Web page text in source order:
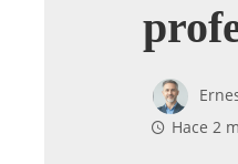
Hace 2